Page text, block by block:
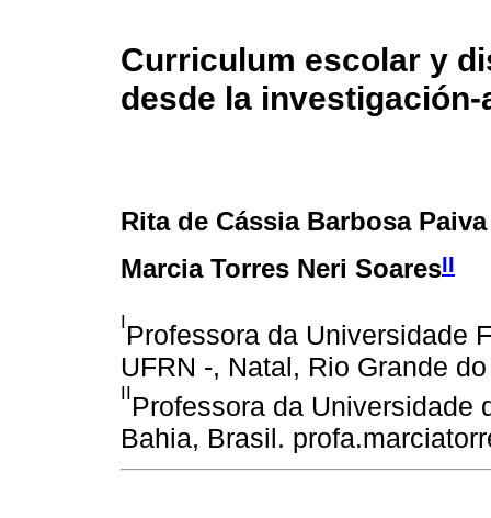
Curriculum escolar y
desde la
Rita de Cássia Barbosa
Marcia Torres Neri SoaresII
IProfessora da Universidade
UFRN -, Natal, Rio Grande
IIProfessora da Universidade
Bahia, Brasil.